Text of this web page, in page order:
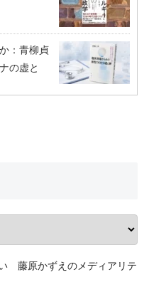
：青柳貞
の虚と
藤原かずえのメディアリテ